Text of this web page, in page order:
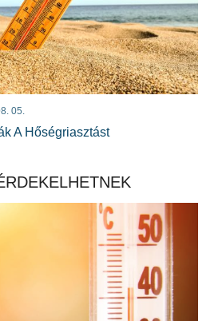
05.
A Hőségriasztást